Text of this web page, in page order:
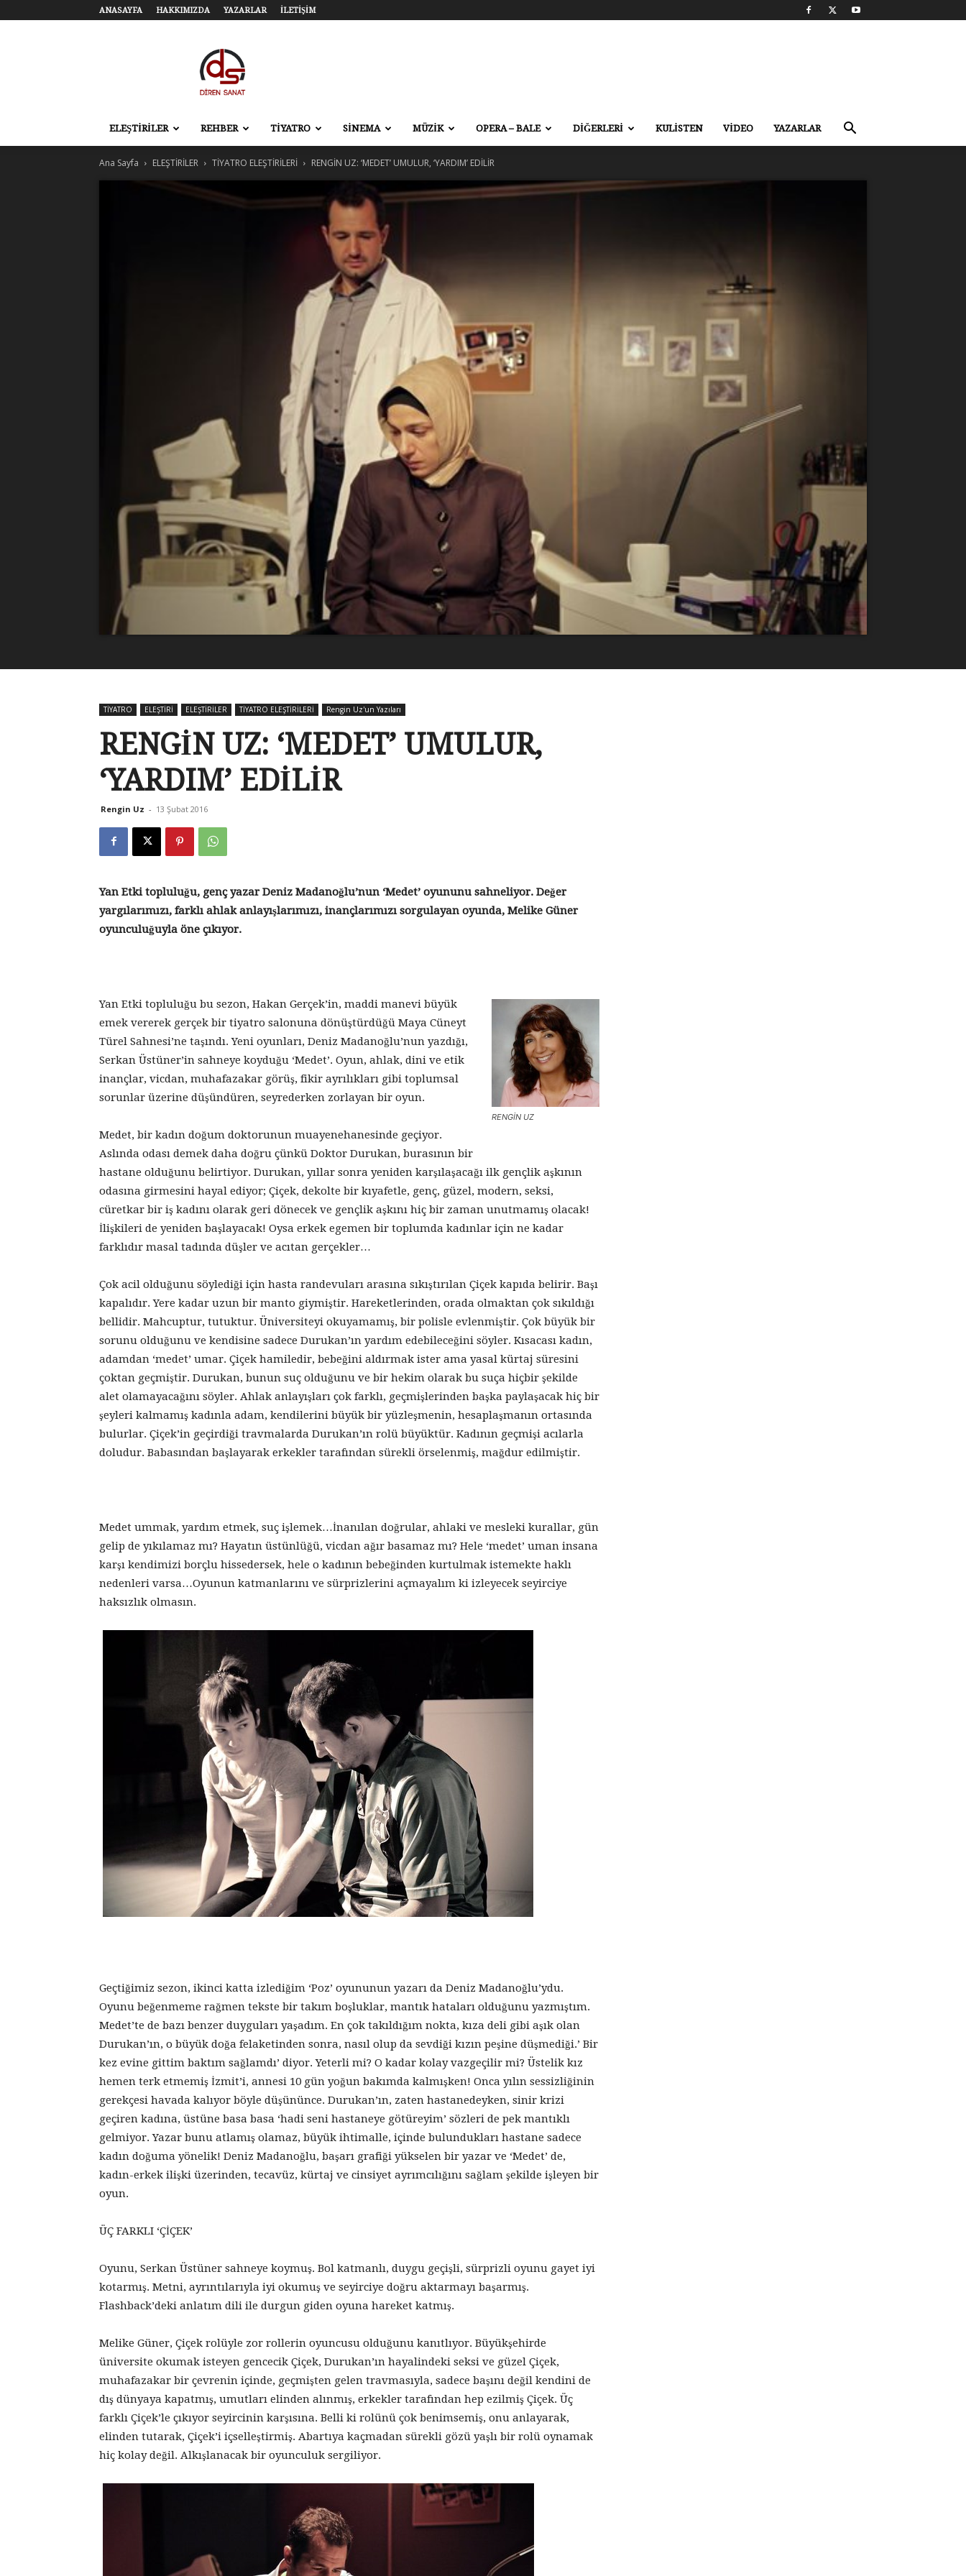
ANASAYFA HAKKIMIZDA YAZARLAR İLETİŞİM
Diren
Sanat
–
Tiyatro,
Sahne
ELEŞTİRİLER REHBER TİYATRO SİNEMA MÜZİK OPERA – BALE DİĞERLERİ KULİSTEN VİDEO YAZARLAR
Ana Sayfa ELEŞTİRİLER TİYATRO ELEŞTİRİLERİ RENGİN UZ: ‘MEDET’ UMULUR, ‘YARDIM’ EDİLİR
TİYATRO ELEŞTİRİ ELEŞTİRİLER TİYATRO ELEŞTİRİLERİ Rengin Uz'un Yazıları
RENGİN UZ: ‘MEDET’ UMULUR,
‘YARDIM’ EDİLİR
Rengin Uz - 13 Şubat 2016
Yan Etki topluluğu, genç yazar Deniz Madanoğlu’nun ‘Medet’ oyununu sahneliyor. Değer
yargılarımızı, farklı ahlak anlayışlarımızı, inançlarımızı sorgulayan oyunda, Melike Güner
oyunculuğuyla öne çıkıyor.
RENGİN UZ
Yan Etki topluluğu bu sezon, Hakan Gerçek’in, maddi manevi büyük
emek vererek gerçek bir tiyatro salonuna dönüştürdüğü Maya Cüneyt
Türel Sahnesi’ne taşındı. Yeni oyunları, Deniz Madanoğlu’nun yazdığı,
Serkan Üstüner’in sahneye koyduğu ‘Medet’. Oyun, ahlak, dini ve etik
inançlar, vicdan, muhafazakar görüş, fikir ayrılıkları gibi toplumsal
sorunlar üzerine düşündüren, seyrederken zorlayan bir oyun.
Medet, bir kadın doğum doktorunun muayenehanesinde geçiyor.
Aslında odası demek daha doğru çünkü Doktor Durukan, burasının bir
hastane olduğunu belirtiyor. Durukan, yıllar sonra yeniden karşılaşacağı ilk gençlik aşkının
odasına girmesini hayal ediyor; Çiçek, dekolte bir kıyafetle, genç, güzel, modern, seksi,
cüretkar bir iş kadını olarak geri dönecek ve gençlik aşkını hiç bir zaman unutmamış olacak!
İlişkileri de yeniden başlayacak! Oysa erkek egemen bir toplumda kadınlar için ne kadar
farklıdır masal tadında düşler ve acıtan gerçekler…
Çok acil olduğunu söylediği için hasta randevuları arasına sıkıştırılan Çiçek kapıda belirir. Başı
kapalıdır. Yere kadar uzun bir manto giymiştir. Hareketlerinden, orada olmaktan çok sıkıldığı
bellidir. Mahcuptur, tutuktur. Üniversiteyi okuyamamış, bir polisle evlenmiştir. Çok büyük bir
sorunu olduğunu ve kendisine sadece Durukan’ın yardım edebileceğini söyler. Kısacası kadın,
adamdan ‘medet’ umar. Çiçek hamiledir, bebeğini aldırmak ister ama yasal kürtaj süresini
çoktan geçmiştir. Durukan, bunun suç olduğunu ve bir hekim olarak bu suça hiçbir şekilde
alet olamayacağını söyler. Ahlak anlayışları çok farklı, geçmişlerinden başka paylaşacak hiç bir
şeyleri kalmamış kadınla adam, kendilerini büyük bir yüzleşmenin, hesaplaşmanın ortasında
bulurlar. Çiçek’in geçirdiği travmalarda Durukan’ın rolü büyüktür. Kadının geçmişi acılarla
doludur. Babasından başlayarak erkekler tarafından sürekli örselenmiş, mağdur edilmiştir.
Medet ummak, yardım etmek, suç işlemek…İnanılan doğrular, ahlaki ve mesleki kurallar, gün
gelip de yıkılamaz mı? Hayatın üstünlüğü, vicdan ağır basamaz mı? Hele ‘medet’ uman insana
karşı kendimizi borçlu hissedersek, hele o kadının bebeğinden kurtulmak istemekte haklı
nedenleri varsa…Oyunun katmanlarını ve sürprizlerini açmayalım ki izleyecek seyirciye
haksızlık olmasın.
Geçtiğimiz sezon, ikinci katta izlediğim ‘Poz’ oyununun yazarı da Deniz Madanoğlu’ydu.
Oyunu beğenmeme rağmen tekste bir takım boşluklar, mantık hataları olduğunu yazmıştım.
Medet’te de bazı benzer duyguları yaşadım. En çok takıldığım nokta, kıza deli gibi aşık olan
Durukan’ın, o büyük doğa felaketinden sonra, nasıl olup da sevdiği kızın peşine düşmediği.’ Bir
kez evine gittim baktım sağlamdı’ diyor. Yeterli mi? O kadar kolay vazgeçilir mi? Üstelik kız
hemen terk etmemiş İzmit’i, annesi 10 gün yoğun bakımda kalmışken! Onca yılın sessizliğinin
gerekçesi havada kalıyor böyle düşününce. Durukan’ın, zaten hastanedeyken, sinir krizi
geçiren kadına, üstüne basa basa ‘hadi seni hastaneye götüreyim’ sözleri de pek mantıklı
gelmiyor. Yazar bunu atlamış olamaz, büyük ihtimalle, içinde bulundukları hastane sadece
kadın doğuma yönelik! Deniz Madanoğlu, başarı grafiği yükselen bir yazar ve ‘Medet’ de,
kadın-erkek ilişki üzerinden, tecavüz, kürtaj ve cinsiyet ayrımcılığını sağlam şekilde işleyen bir
oyun.
ÜÇ FARKLI ‘ÇİÇEK’
Oyunu, Serkan Üstüner sahneye koymuş. Bol katmanlı, duygu geçişli, sürprizli oyunu gayet iyi
kotarmış. Metni, ayrıntılarıyla iyi okumuş ve seyirciye doğru aktarmayı başarmış.
Flashback’deki anlatım dili ile durgun giden oyuna hareket katmış.
Melike Güner, Çiçek rolüyle zor rollerin oyuncusu olduğunu kanıtlıyor. Büyükşehirde
üniversite okumak isteyen gencecik Çiçek, Durukan’ın hayalindeki seksi ve güzel Çiçek,
muhafazakar bir çevrenin içinde, geçmişten gelen travmasıyla, sadece başını değil kendini de
dış dünyaya kapatmış, umutları elinden alınmış, erkekler tarafından hep ezilmiş Çiçek. Üç
farklı Çiçek’le çıkıyor seyircinin karşısına. Belli ki rolünü çok benimsemiş, onu anlayarak,
elinden tutarak, Çiçek’i içselleştirmiş. Abartıya kaçmadan sürekli gözü yaşlı bir rolü oynamak
hiç kolay değil. Alkışlanacak bir oyunculuk sergiliyor.